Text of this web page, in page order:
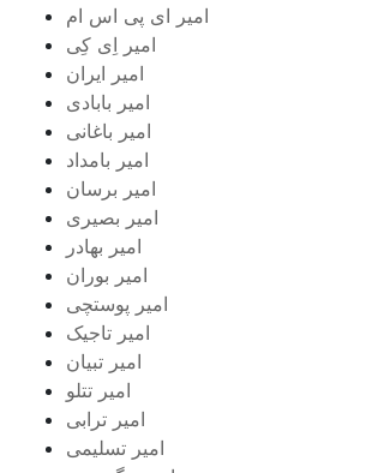
امیر ای پی اس ام
امیر اِی کِی
امیر ایران
امیر بابادی
امیر باغانی
امیر بامداد
امیر برسان
امیر بصیری
امیر بهادر
امیر بوران
امیر پوستچی
امیر تاجیک
امیر تبیان
امیر تتلو
امیر ترابی
امیر تسلیمی